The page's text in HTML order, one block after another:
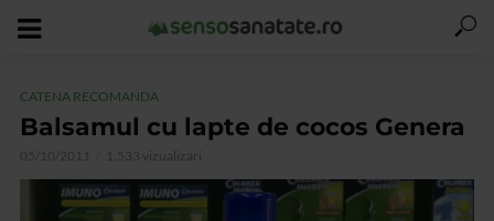
CATENA RECOMANDA
Balsamul cu lapte de cocos Genera
05/10/2011 1.533 vizualizari